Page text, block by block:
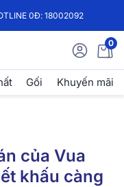
0Đ: 18002092
0
Gối Khuyến mãi
của Vua
khấu càng